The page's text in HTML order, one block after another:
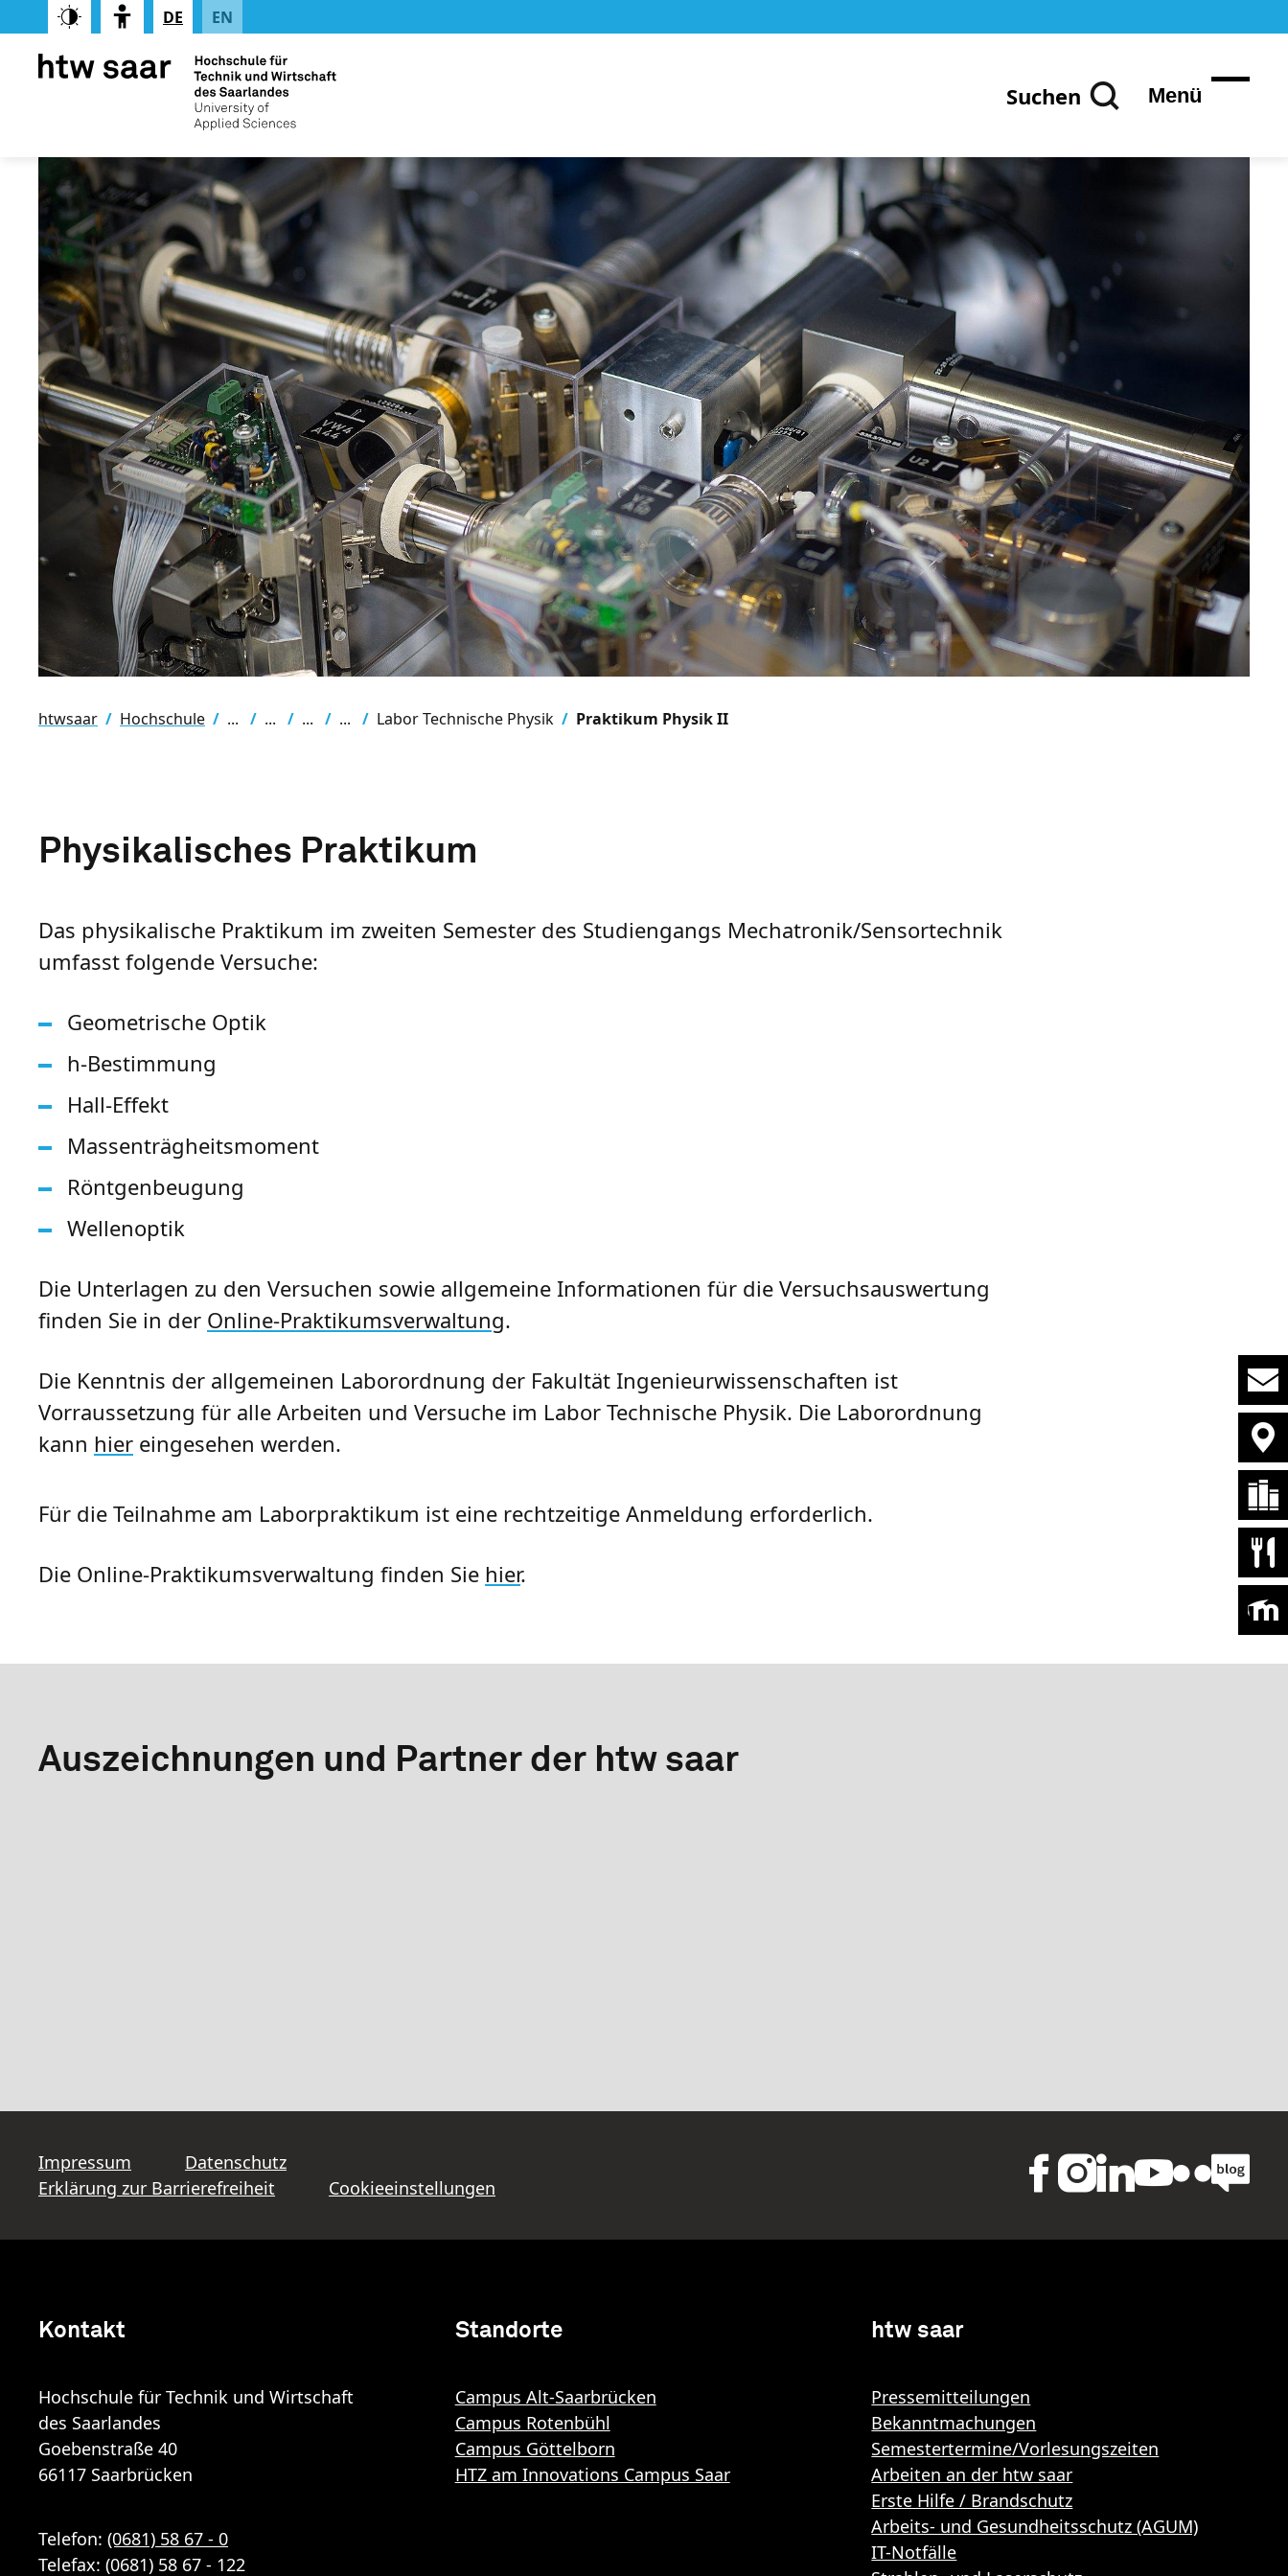
DE EN
Suchen Menü
htwsaar Hochschule Labor Technische Physik Praktikum Physik II
Physikalisches Praktikum
Das physikalische Praktikum im zweiten Semester des Studiengangs Mechatronik/Sensortechnik
umfasst folgende Versuche:
Geometrische Optik
h-Bestimmung
Hall-Effekt
Massenträgheitsmoment
Röntgenbeugung
Wellenoptik
Die Unterlagen zu den Versuchen sowie allgemeine Informationen für die Versuchsauswertung
finden Sie in der Online-Praktikumsverwaltung.
Die Kenntnis der allgemeinen Laborordnung der Fakultät Ingenieurwissenschaften ist
Vorraussetzung für alle Arbeiten und Versuche im Labor Technische Physik. Die Laborordnung
kann hier eingesehen werden.
Für die Teilnahme am Laborpraktikum ist eine rechtzeitige Anmeldung erforderlich.
Die Online-Praktikumsverwaltung finden Sie hier.
Auszeichnungen und Partner der htw saar
Impressum
Datenschutz
Erklärung zur Barrierefreiheit
Cookieeinstellungen
Kontakt
Hochschule für Technik und Wirtschaft
des Saarlandes
Goebenstraße 40
66117 Saarbrücken
Telefon: (0681) 58 67 - 0
Telefax: (0681) 58 67 - 122
Standorte
Campus Alt-Saarbrücken
Campus Rotenbühl
Campus Göttelborn
HTZ am Innovations Campus Saar
htw saar
Pressemitteilungen
Bekanntmachungen
Semestertermine/Vorlesungszeiten
Arbeiten an der htw saar
Erste Hilfe / Brandschutz
Arbeits- und Gesundheitsschutz (AGUM)
IT-Notfälle